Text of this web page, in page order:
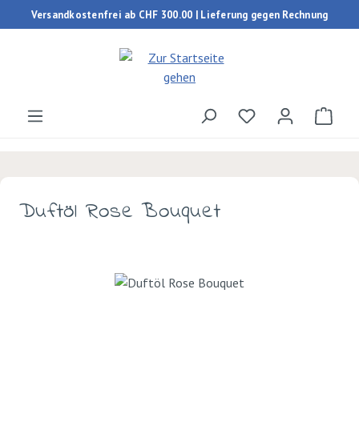
Zum Hauptinhalt springen
Versandkostenfrei ab CHF 300.00 | Lieferung gegen Rechnung
Du hast 0
Duftöl Rose Bouquet
Bildergalerie überspringen